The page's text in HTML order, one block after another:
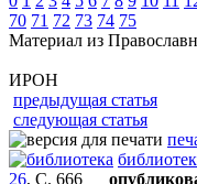
70 71 72 73 74 75
Материал из
ИРОН
предыдущая статья
следующая статья
26, С. 666